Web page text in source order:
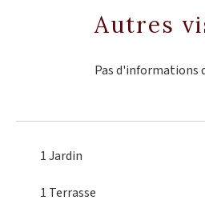
Autres
Pas d'informations
1 Jardin
1 Terrasse